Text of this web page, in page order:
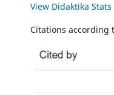
View Didaktika Stats
Citations according